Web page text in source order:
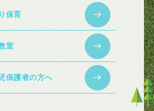
保育
室
保護者の方へ